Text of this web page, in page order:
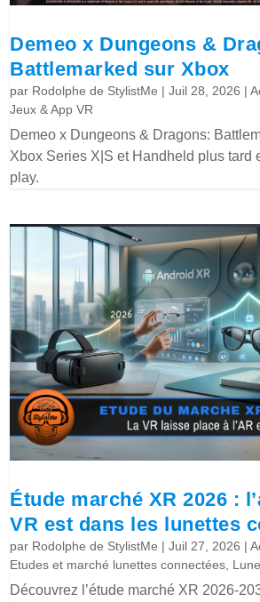
Demeo x Dungeons &
Battlemarked sur Xbox
par Rodolphe de StylistMe |Juil 28, 2026 |
Jeux & App VR
Demeo x Dungeons & Dragons:
Xbox Series X|S et Handheld plus tard
play.
Étude marché XR 2026 :
VR est dans les lunettes
par Rodolphe de StylistMe |Juil 27, 2026 |
Etudes et marché lunettes connectées
Découvrez l’étude marché XR 2026-